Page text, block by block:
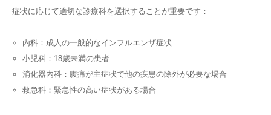
症状に応じて適切な診療科を選択することが重要です：
内科：成人の一般的なインフルエンザ症状
小児科：18歳未満の患者
消化器内科：腹痛が主症状で他の疾患の除外が必要な場合
救急科：緊急性の高い症状がある場合